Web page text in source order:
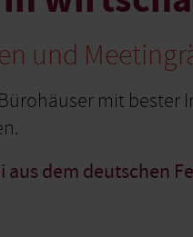
und
mit bester
dem deutschen